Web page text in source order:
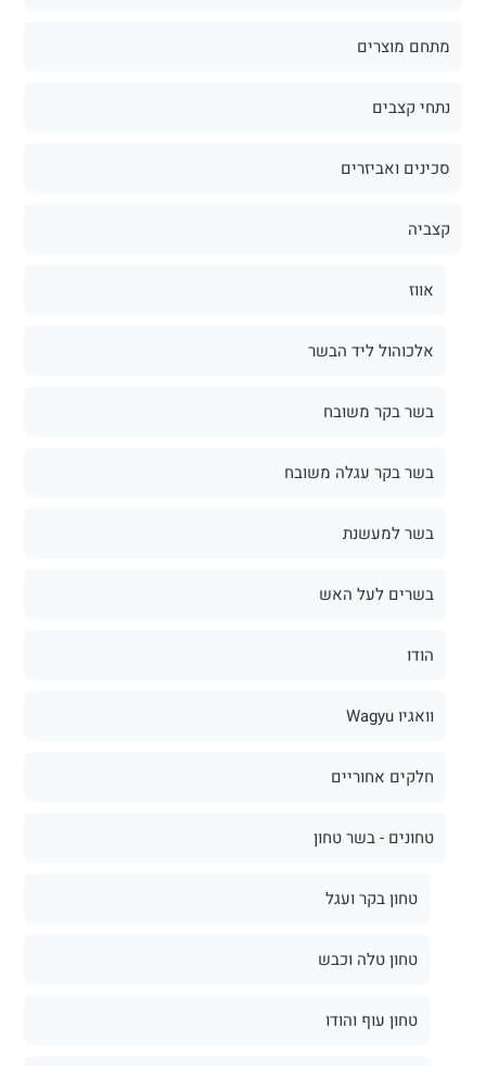
מתחם מוצרים
נתחי קצבים
סכינים ואביזרים
קצביה
אווז
אלכוהול ליד הבשר
בשר בקר משובח
בשר בקר עגלה משובח
בשר למעשנת
בשרים לעל האש
הודו
וואגיו Wagyu
חלקים אחוריים
טחונים - בשר טחון
טחון בקר ועגל
טחון טלה וכבש
טחון עוף והודו